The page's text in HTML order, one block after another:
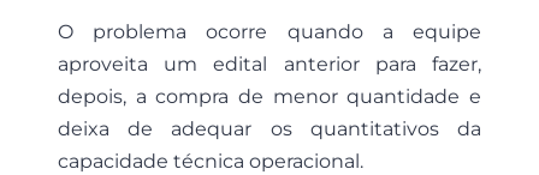
O problema ocorre quando a equipe
aproveita um edital anterior para fazer,
depois, a compra de menor quantidade e
deixa de adequar os quantitativos da
capacidade técnica operacional.